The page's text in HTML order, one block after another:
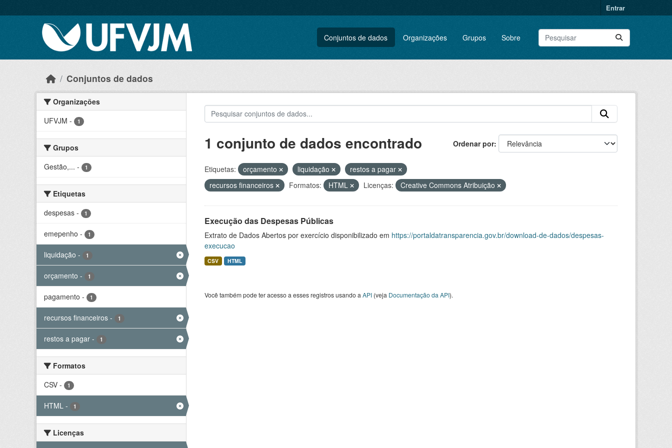
Entrar
Conjuntos de dados Organizações Grupos Sobre
Conjuntos de dados
Organizações
UFVJM - 1
Grupos
Gestão,... - 1
Etiquetas
despesas - 1
emepenho - 1
liquidação - 1
orçamento - 1
pagamento - 1
recursos financeiros - 1
restos a pagar - 1
Formatos
CSV - 1
HTML - 1
Licenças
Ordenar por
1 conjunto de dados encontrado
Etiquetas: orçamento liquidação
restos a pagar
recursos financeiros
Formatos: HTML Licenças: Creative Commons Atribuição
Execução das Despesas Públicas
Extrato de Dados Abertos por exercício disponibilizado em https://portaldatransparencia.gov.br/download-de-dados/despesas-
execucao
CSV HTML
Você também pode ter acesso a esses registros usando a API(veja Documentação da API).